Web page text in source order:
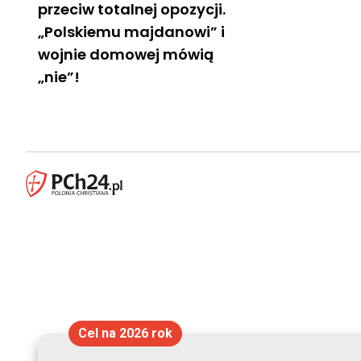
przeciw totalnej opozycji.
„Polskiemu majdanowi” i
wojnie domowej mówią
„nie”!
Cel na 2026 rok